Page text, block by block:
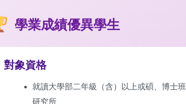
學業成績優異學生
對象資格
就讀大學部二年級（含）以上或碩、博士班
研究所